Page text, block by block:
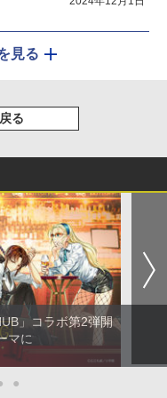
見る
る
」コラボ第2弾開
マに
●